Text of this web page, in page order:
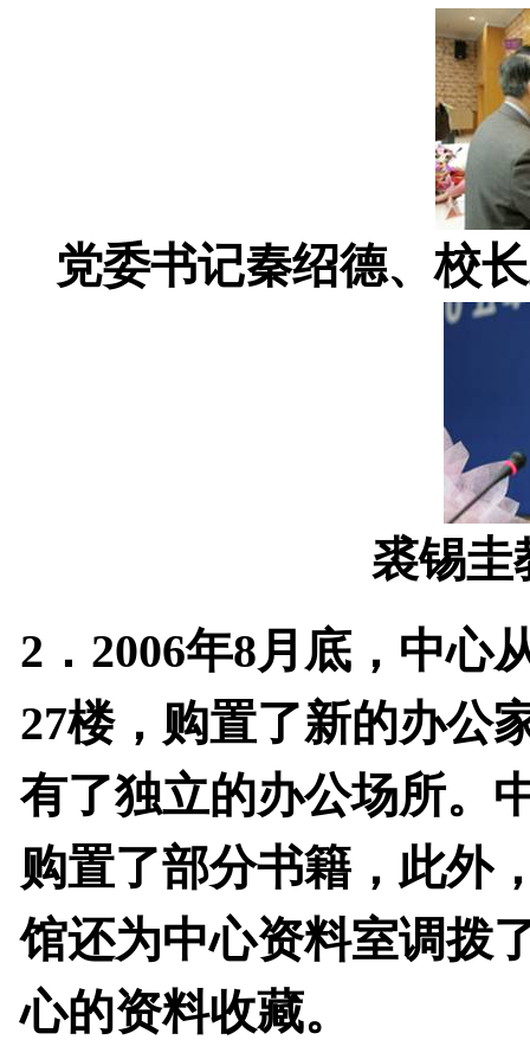
党委书记秦绍德、校
裘锡圭
2 ． 2006年8月底，中心
27楼，购置了新的办公
有了独立的办公场所。
购置了部分书籍，此外
馆还为中心资料室调拨
心的资料收藏。